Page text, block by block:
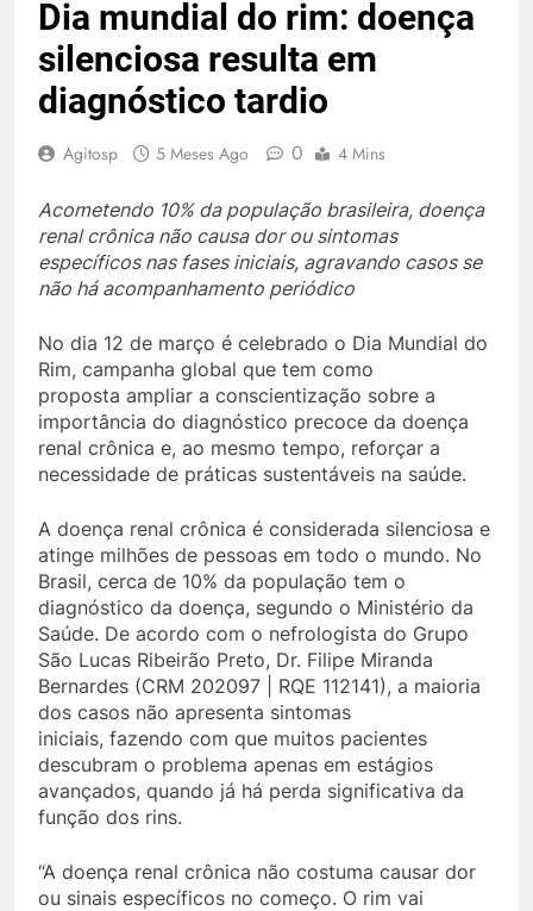
Dia mundial do rim: doença
silenciosa resulta em
diagnóstico tardio
Agitosp 5 Meses Ago 0 4 Mins
Acometendo 10% da população brasileira, doença
renal crônica não causa dor ou sintomas
específicos nas fases iniciais, agravando casos se
não há acompanhamento periódico
No dia 12 de março é celebrado o Dia Mundial do
Rim, campanha global que tem como
proposta ampliar a conscientização sobre a
importância do diagnóstico precoce da doença
renal crônica e, ao mesmo tempo, reforçar a
necessidade de práticas sustentáveis na saúde.
A doença renal crônica é considerada silenciosa e
atinge milhões de pessoas em todo o mundo. No
Brasil, cerca de 10% da população tem o
diagnóstico da doença, segundo o Ministério da
Saúde. De acordo com o nefrologista do Grupo
São Lucas Ribeirão Preto, Dr. Filipe Miranda
Bernardes (CRM 202097 | RQE 112141), a maioria
dos casos não apresenta sintomas
iniciais, fazendo com que muitos pacientes
descubram o problema apenas em estágios
avançados, quando já há perda significativa da
função dos rins.
“A doença renal crônica não costuma causar dor
ou sinais específicos no começo. O rim vai